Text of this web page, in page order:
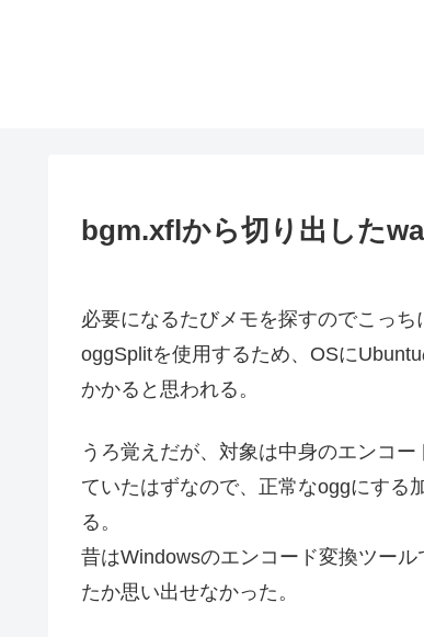
bgm.xflから切り出した
必要になるたびメモを探すのでこっち
oggSplitを使用するため、OSに
かかると思われる。
うろ覚えだが、対象は中身のエンコ
ていたはずなので、正常なoggにする
る。
昔はWindowsのエンコード変換ツー
たか思い出せなかった。